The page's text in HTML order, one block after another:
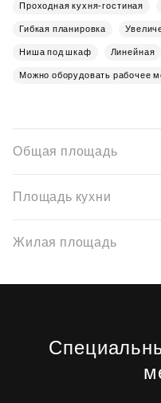
Проходная кухня-гостиная
Гибкая планировка
Ниша под шкаф Линейная
Можно оборудовать рабочее
Общая площадь
Площадь кухни
Жилая площадь